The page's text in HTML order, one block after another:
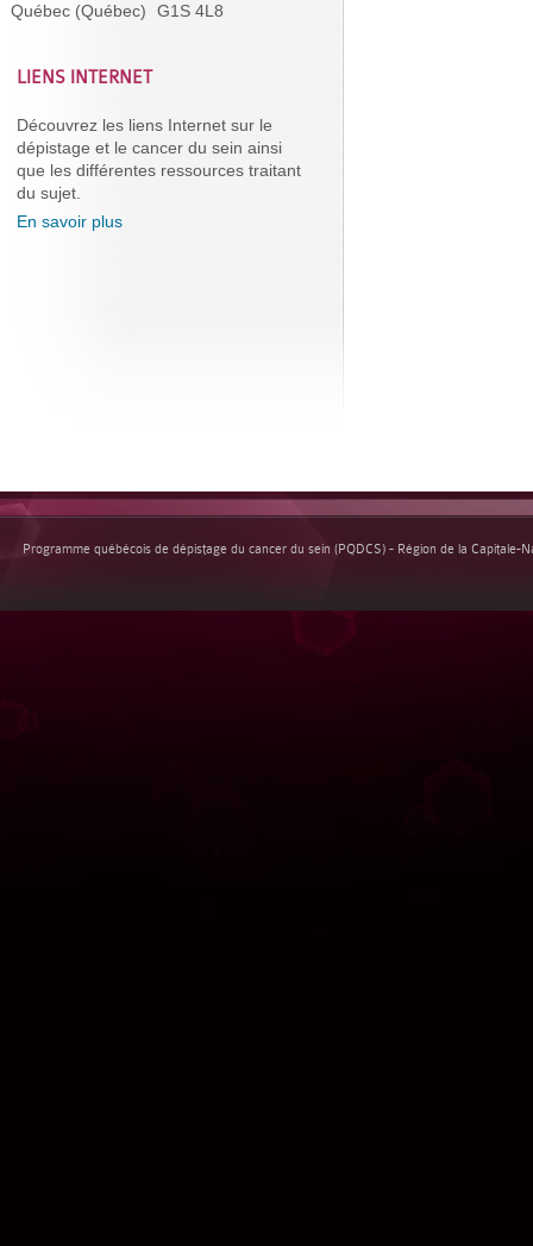
Québec (Québec)
G1S 4L8
LIENS INTERNET
Découvrez les liens Internet sur le
dépistage et le cancer du sein ainsi
que les différentes ressources traitant
du sujet.
En savoir plus
Programme québécois de dépistage du cancer du sein (PQDCS) - Région de la Capitale-